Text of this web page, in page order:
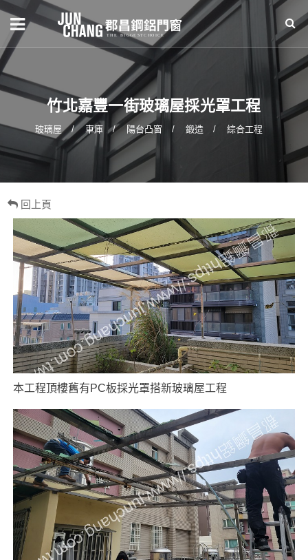
竹北嘉豐一街玻璃屋採光罩工程
玻璃屋 車庫 陽台凸窗 鍛造 綜合工程
回上頁
本工程頂樓舊有PC板採光罩搭新玻璃屋工程